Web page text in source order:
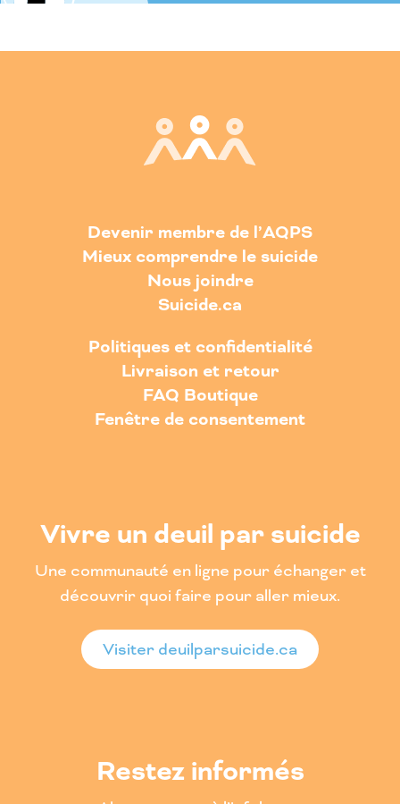
Devenir membre de l’AQPS
Mieux comprendre le suicide
Nous joindre
Suicide.ca
Politiques et confidentialité
Livraison et retour
FAQ Boutique
Fenêtre de consentement
Vivre un deuil par suicide
Une communauté en ligne pour échanger et
découvrir quoi faire pour aller mieux.
Visiter deuilparsuicide.ca
Restez informés